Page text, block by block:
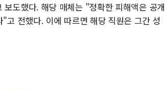
도했다. 해당 매체는 "정확한 피해액은 공개
고 전했다. 이에 따르면 해당 직원은 그간 성